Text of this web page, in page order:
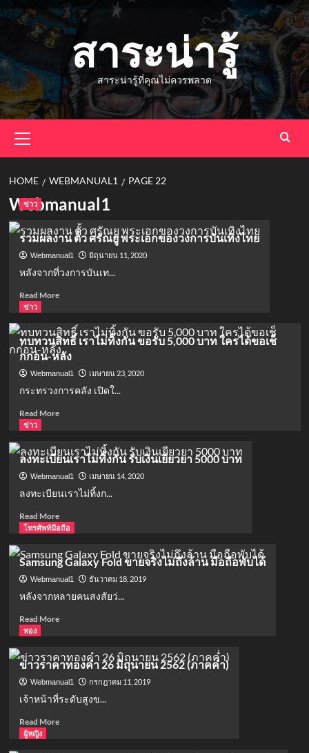
Skip
สาระน่ารู้
สาระน่ารู้ที่คุณไม่ควรพลาด
Menu
HOME WEBMANUAL1 PAGE 22
Webmanual1
ข่าว
รวมผลงาน ตั้ว ศรัณยู พระเอกของวงการบันเทิงไทย
Webmanual1 มิถุนายน 11, 2020
หลังจากที่วงการบันเท...
Read MoreRead
รวม
ผล
งาน
ตั้ว
ของ
ไทย
ข่าว
ทบทวนสิทธิ์ เราไม่ทิ้งกัน ขอรับ 5,000 บาท ใครได้ขอเช็
กก่อน-หลัง
Webmanual1 เมษายน 23, 2020
กระทรวงการคลัง เปิดใ...
Read MoreRead
ทบทวน
สิทธิ์
เรา
ไม่
กัน
ขอรับ
บาท
ใคร
ได้
ขอ
กก่อน-
ข่าว
ลงทะเบียนเราไม่ทิ้งกัน รับเงินเยียวยา 5000 บาท
Webmanual1 เมษายน 14, 2020
ลงทะเบียนเราไม่ทิ้งก...
Read MoreRead
more
ลง
ทะเบียน
เรา
ไม่
กัน
เยียวยา
5000
บาท
โทรศัพท์มือถือ
Samsung Galaxy Fold ขายจริงไม่ถึงล้าน มือถือพับได้
Webmanual1 ธันวาคม 18, 2019
หลังจากหลายคนสงสัยว่...
Read MoreRead
Samsung
Galaxy
Fold
ขาย
ไม่
ทอง
ข่าวราคาทองคำ 26 มิถุนายน 2562 (ภาคค่ำ)
Webmanual1 กรกฎาคม 11, 2019
เจ้าหน้าที่ระดับสูงข...
Read MoreRead
ผู้หญิง